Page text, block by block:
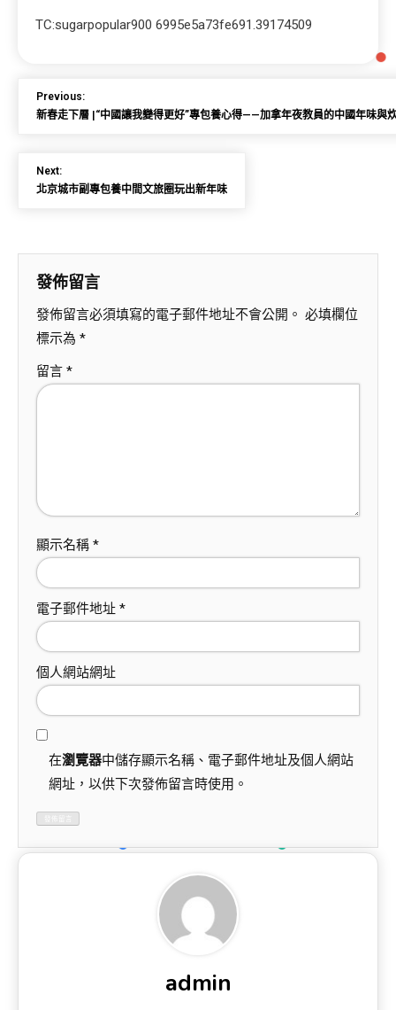
TC:sugarpopular900 6995e5a73fe691.39174509
Previous:
新春走下層 |“中國讓我變得更好”專包養心得——加拿年夜教員的中國年味與
Next:
北京城市副專包養中間文旅圈玩出新年味
發佈留言
發佈留言必須填寫的電子郵件地址不會公開。 必填欄位
標示為 *
留言 *
顯示名稱 *
電子郵件地址 *
個人網站網址
在瀏覽器中儲存顯示名稱、電子郵件地址及個人網站
網址，以供下次發佈留言時使用。
admin